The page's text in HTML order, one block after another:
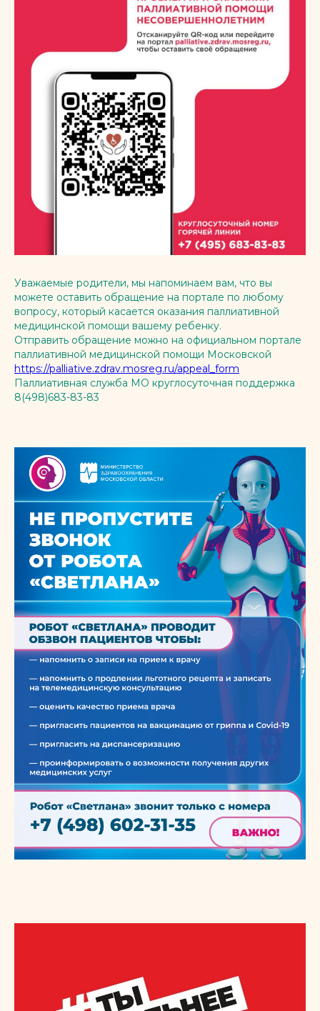
Уважаемые родители, мы напоминаем вам, что вы
можете оставить обращение на портале по любому
вопросу, который касается оказания паллиативной
медицинской помощи вашему ребенку.
Отправить обращение можно на официальном портале
паллиативной медицинской помощи Московской
https://palliative.zdrav.mosreg.ru/appeal_form
Паллиативная служба МО круглосуточная поддержка
8(498)683-83-83